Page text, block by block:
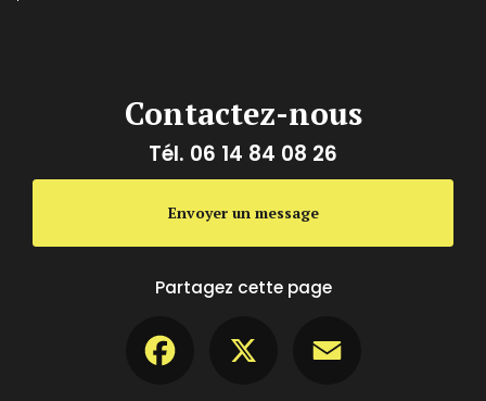
Contactez-nous
Tél. 06 14 84 08 26
Envoyer un message
Partagez cette page